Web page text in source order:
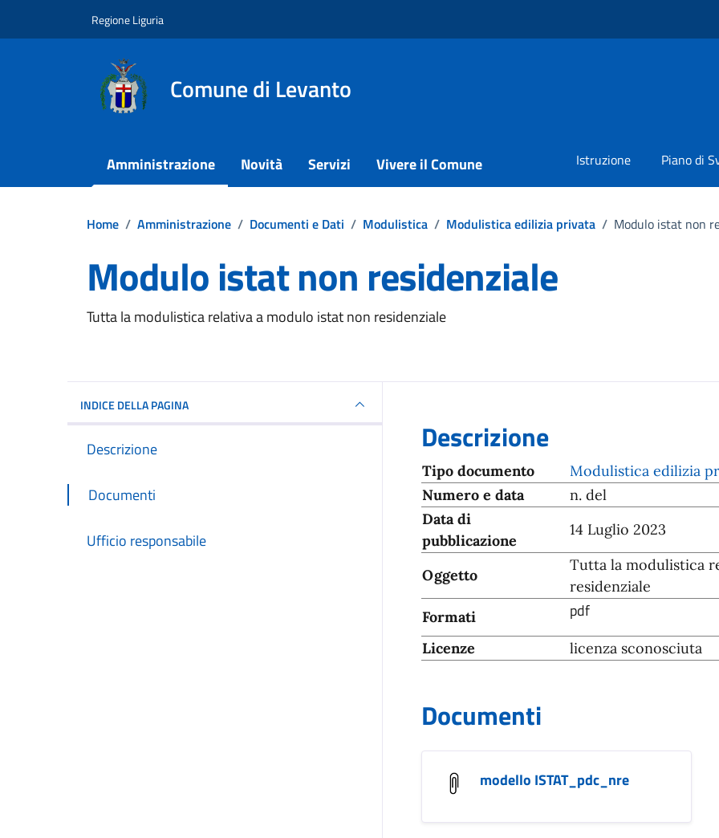
Regione Liguria
Comune di Levanto
Amministrazione Novità Servizi Vivere il Comune Istruzione Piano di
Home / Amministrazione / Documenti e Dati / Modulistica / Modulistica edilizia privata / Modulo istat non
Modulo istat non residenziale
Dettagli del documento
Tutta la modulistica relativa a modulo istat non residenziale
INDICE DELLA PAGINA
Descrizione
Documenti
Ufficio responsabile
Descrizione
Tipo documento
Modulistica edilizia
Numero e data
n. del
Data di
pubblicazione
14 Luglio 2023
Oggetto
Tutta la modulistica
residenziale
Formati
pdf
Licenze licenza sconosciuta
Documenti
modello ISTAT_pdc_nre